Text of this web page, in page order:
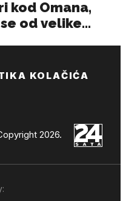
KOLAČIĆA
2026.